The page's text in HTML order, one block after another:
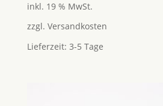
inkl. 19 % MwSt.
zzgl. Versandkosten
Lieferzeit: 3-5 Tage